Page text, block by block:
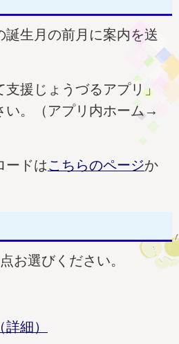
誕生月の前月に案内を送
支援じょうづるアプリ」
い。（アプリ内ホーム→
ードはこちらのページか
お選びください。
細）